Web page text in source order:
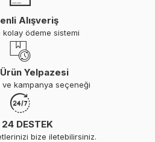
Alışveriş
kolay ödeme sistemi
Yelpazesi
kampanya seçeneği
DESTEK
bize iletebilirsiniz.